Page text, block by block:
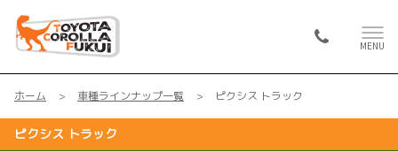
MENU
ホーム 車種ラインナップ一覧 ピクシス トラック
ピクシス トラック